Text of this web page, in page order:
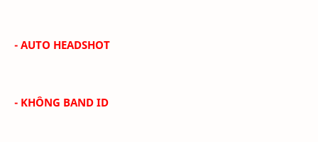
- AUTO HEADSHOT
- KHÔNG BAND ID